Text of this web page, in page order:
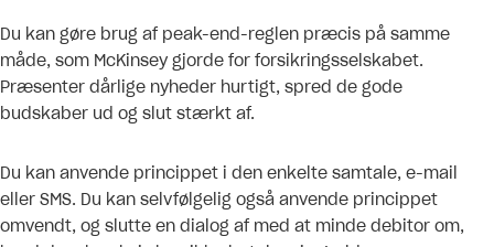
Du kan gøre brug af peak-end-reglen præcis på samme
måde, som McKinsey gjorde for forsikringsselskabet.
Præsenter dårlige nyheder hurtigt, spred de gode
budskaber ud og slut stærkt af.
Du kan anvende princippet i den enkelte samtale, e-mail
eller SMS. Du kan selvfølgelig også anvende princippet
omvendt, og slutte en dialog af med at minde debitor om,